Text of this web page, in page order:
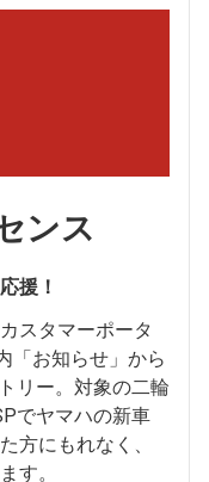
ンス
援！
スタマーポータ
「お知らせ」から
リー。対象の二輪
でヤマハの新車
方にもれなく、
す。